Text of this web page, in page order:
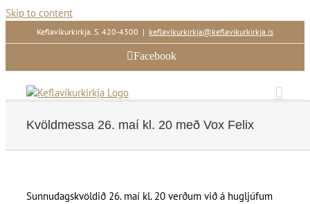
Skip to content
Keflavíkurkirkja. S. 420-4300 | keflavikurkirkja@keflavikurkirkja.is
Facebook
Kvöldmessa 26. maí kl. 20 með Vox Felix
Sunnudagskvöldið 26. maí kl. 20 verðum við á hugljúfum